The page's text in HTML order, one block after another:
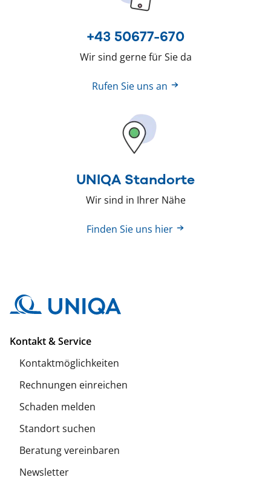
+43 50677-670
Wir sind gerne für Sie da
Rufen Sie uns an
UNIQA Standorte
Wir sind in Ihrer Nähe
Finden Sie uns hier
Kontakt & Service
Kontaktmöglichkeiten
Rechnungen einreichen
Schaden melden
Standort suchen
Beratung vereinbaren
Newsletter